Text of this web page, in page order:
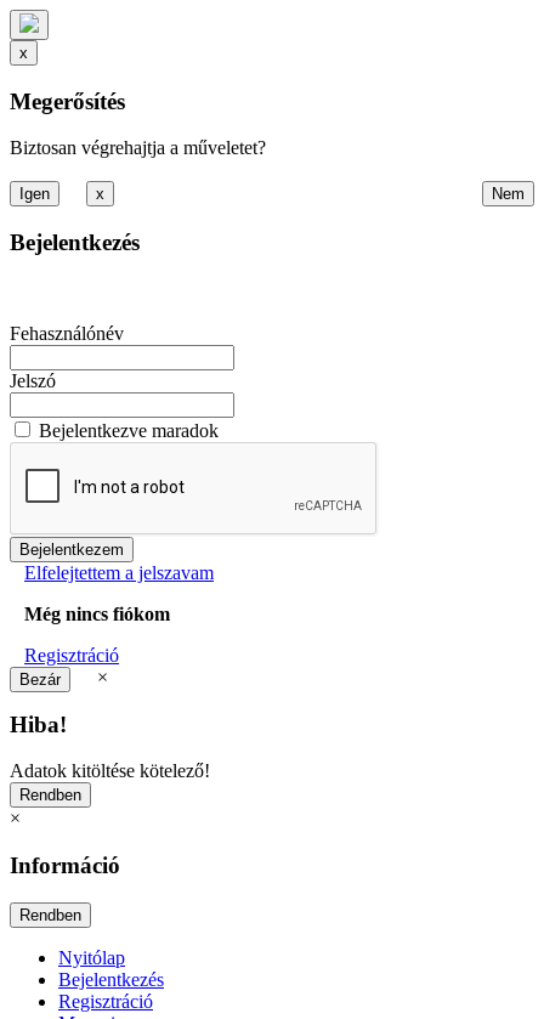
x
Megerősítés
Biztosan végrehajtja a műveletet?
x
Bejelentkezés
Fehasználónév
Jelszó
Bejelentkezve maradok
Elfelejtettem a jelszavam
Még nincs fiókom
Regisztráció
×
Hiba!
Adatok kitöltése kötelező!
×
Információ
Nyitólap
Bejelentkezés
Regisztráció